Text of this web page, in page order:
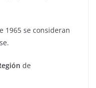
1965 se consideran
de